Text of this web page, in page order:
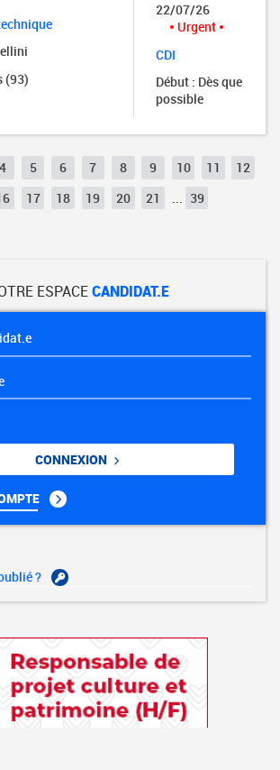
(93)
22/07/26
Urgent
CDI
Début : Dès que
possible
4 5 6 7 8 9 10 11
12
17 18 19 20 21 39
ESPACECANDIDAT.E
CONNEXION
?